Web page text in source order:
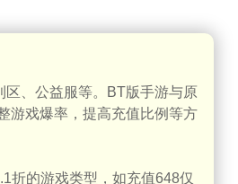
、公益服等。BT版手游与原
游戏爆率，提高充值比例等方
折的游戏类型，如充值648仅